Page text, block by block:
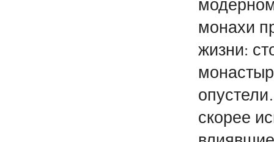
монахи
жизни:
скорее